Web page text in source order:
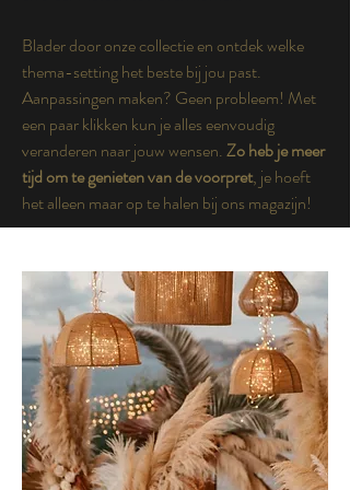
Blader door onze collectie en ontdek welke
thema-setting het beste bij jou past.
Aanpassingen maken? Geen probleem! Met
een paar klikken kun je alles eenvoudig
veranderen naar jouw wensen.Zo heb je meer
tijd om te genieten van de voorpret, je hoeft
het alleen maar op te halen bij ons magazijn!